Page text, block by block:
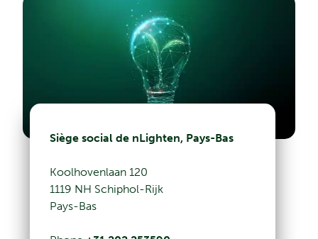
Siège social de nLighten, Pays-Bas
Koolhovenlaan 120
1119 NH Schiphol-Rijk
Pays-Bas